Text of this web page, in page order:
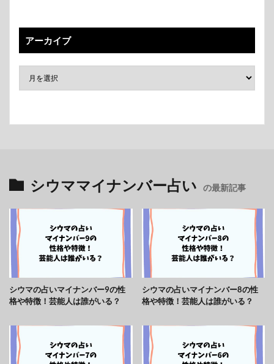
アーカイブ
シウママイナンバー占い の最新記事
シウマの占いマイナンバー9の性
格や特徴！芸能人は誰がいる？
シウマの占いマイナンバー8の性
格や特徴！芸能人は誰がいる？